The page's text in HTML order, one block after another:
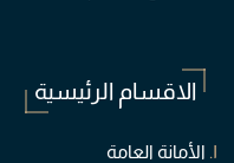
الاقسام الرئيسية
الأمانة العامة